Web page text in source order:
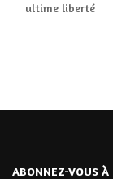
ultime liberté
ABONNEZ-VOUS À